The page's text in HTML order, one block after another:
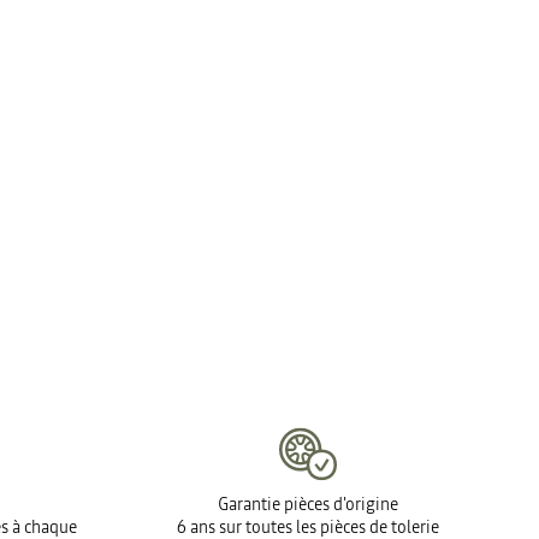
à chaque
Garantie pièces d'origine
6 ans sur toutes les pièces de tolerie